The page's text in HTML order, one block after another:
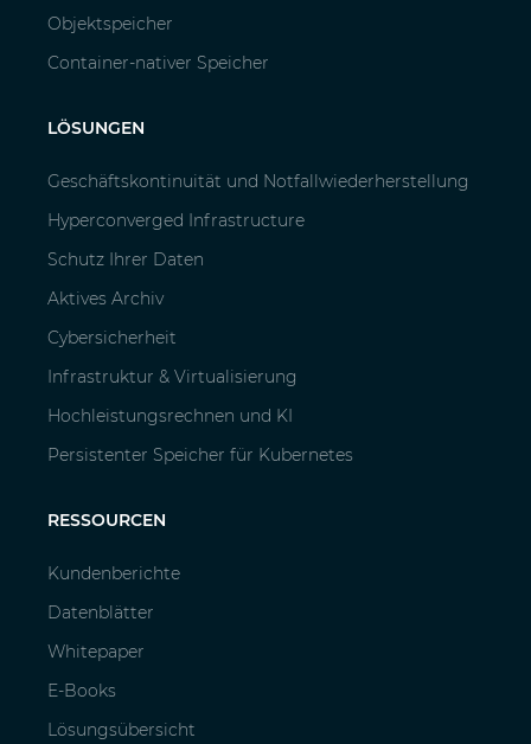
Objektspeicher
Container-nativer Speicher
LÖSUNGEN
Geschäftskontinuität und Notfallwiederherstellung
Hyperconverged Infrastructure
Schutz Ihrer Daten
Aktives Archiv
Cybersicherheit
Infrastruktur & Virtualisierung
Hochleistungsrechnen und KI
Persistenter Speicher für Kubernetes
RESSOURCEN
Kundenberichte
Datenblätter
Whitepaper
E-Books
Lösungsübersicht